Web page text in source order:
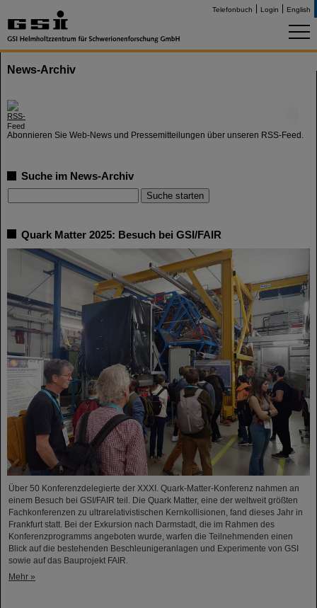
Telefonbuch Login English
News-Archiv
Abonnieren Sie Web-News und Pressemitteilungen über unseren RSS-Feed.
Suche im News-Archiv
Quark Matter 2025: Besuch bei GSI/FAIR
Über 50 Konferenzdelegierte der XXXI. Quark-Matter-Konferenz nahmen an
einem Besuch bei GSI/FAIR teil. Die Quark Matter, eine der weltweit größten
Fachkonferenzen zu ultrarelativistischen Kernkollisionen, fand dieses Jahr in
Frankfurt statt. Bei der Exkursion nach Darmstadt, die im Rahmen des
Konferenzprogramms angeboten wurde, warfen die Teilnehmenden einen
Blick auf die bestehenden Beschleunigeranlagen und Experimente von GSI
sowie auf das Bauprojekt FAIR.
Mehr »